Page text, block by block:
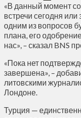
«В данный момент
встречи сегодня или
одним из вопросов
плана, его
нас», – сказал BNS
«Пока нет
завершена», –
литовскими
Лондоне.
Турция —